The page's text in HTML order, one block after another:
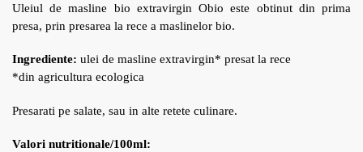
Uleiul de masline bio extravirgin Obio este obtinut din prima
presa, prin presarea la rece a maslinelor bio.
Ingrediente: ulei de masline extravirgin* presat la rece
*din agricultura ecologica
Presarati pe salate, sau in alte retete culinare.
Valori nutritionale/100ml: